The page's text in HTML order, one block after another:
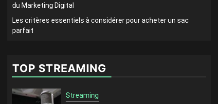
du Marketing Digital
Les critères essentiels à considérer pour acheter un sac
parfait
TOP STREAMING
Streaming